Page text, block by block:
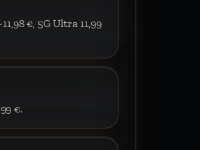
€, 5G Ultra 11,99
€.